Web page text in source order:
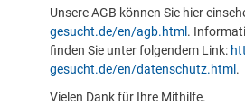
Unsere AGB können Sie hier
gesucht.de/en/agb.html .
finden Sie unter folgendem Link:
gesucht.de/en/datenschutz.html .
Vielen Dank für Ihre Mithilfe.